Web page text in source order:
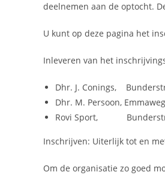
deelnemen aan de optocht.
U kunt op deze pagina het
Inleveren van het
Dhr. J. Conings,
Dhr. M. Persoon,
Rovi Sport,
Inschrijven: Uiterlijk tot en
Om de organisatie zo goed